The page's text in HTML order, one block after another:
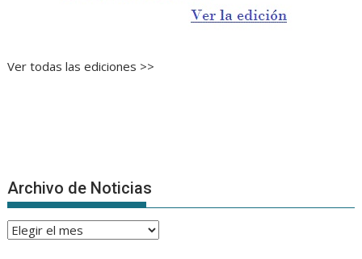
Ver todas las ediciones >>
Archivo de Noticias
Archivo